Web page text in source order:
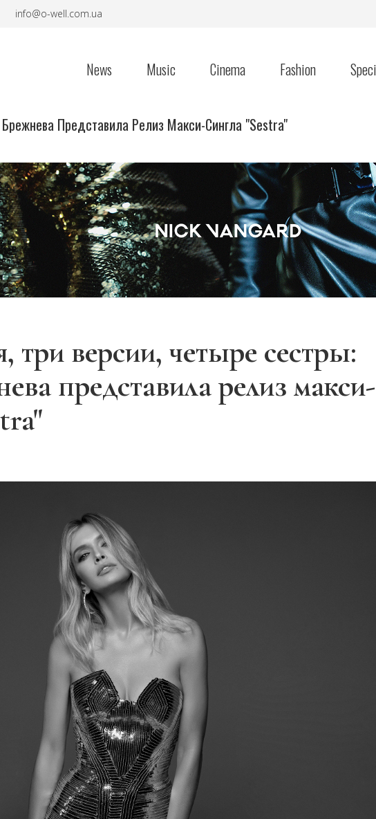
info@o-well.com.ua
News Music Cinema Fashion
Представила Релиз Макси-Сингла "Sestra"
три версии, четыре сестры:
представила релиз макси-